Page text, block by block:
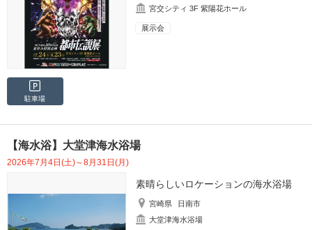
宮交シティ 3F 紫陽花ホール
展示会
駐車場
【海水浴】大堂津海水浴場
2026年7月4日(土)～8月31日(月)
素晴らしいロケーションの海水浴場
宮崎県
日南市
大堂津海水浴場